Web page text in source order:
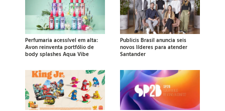
Perfumaria acessível em alta:
Avon reinventa portfólio de
body splashes Aqua Vibe
Publicis Brasil anuncia seis
novos líderes para atender
Santander